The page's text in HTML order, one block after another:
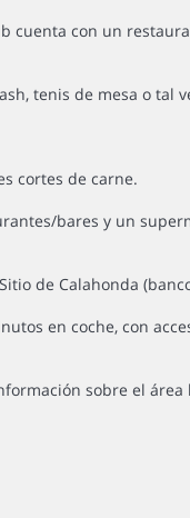
cuenta con un
tenis de mesa o tal
cortes de carne.
bares y un
de Calahonda
en coche, con
sobre el área